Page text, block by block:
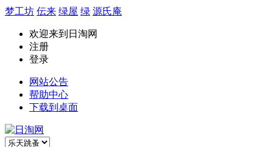
梦工坊 伝来 绿屋 绿 源氏庵
欢迎来到日淘网
注册
登录
网站公告
帮助中心
下载到桌面